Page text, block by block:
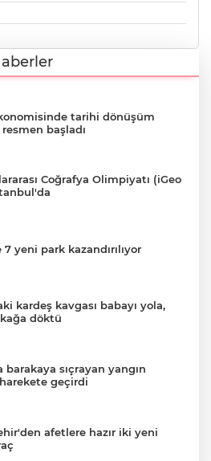
tarihi dönüşüm
başladı
Coğrafya Olimpiyatı (iGeo
yeni park kazandırılıyor
kardeş kavgası babayı yola,
döktü
barakaya sıçrayan yangın
geçirdi
afetlere hazır iki yeni